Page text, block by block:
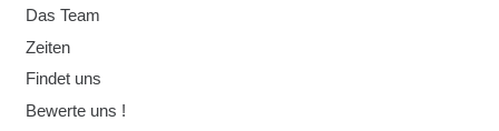
Das Team
Zeiten
Findet uns
Bewerte uns !